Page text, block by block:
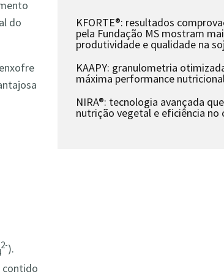
do
2-).
contido
KFORTE®: resultados
pela Fundação MS mostram
produtividade e qualidade na
KAAPY: granulometria
máxima performance
NIRA®: tecnologia avançada
nutrição vegetal e eficiência no